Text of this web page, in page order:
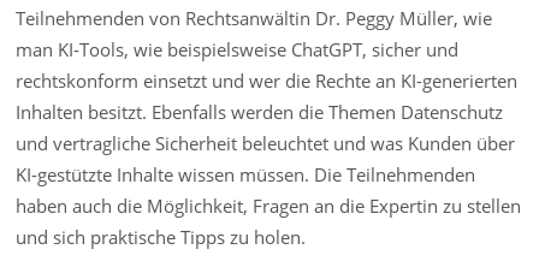
Teilnehmenden von Rechtsanwältin Dr. Peggy Müller, wie
man KI-Tools, wie beispielsweise ChatGPT, sicher und
rechtskonform einsetzt und wer die Rechte an KI-generierten
Inhalten besitzt. Ebenfalls werden die Themen Datenschutz
und vertragliche Sicherheit beleuchtet und was Kunden über
KI-gestützte Inhalte wissen müssen. Die Teilnehmenden
haben auch die Möglichkeit, Fragen an die Expertin zu stellen
und sich praktische Tipps zu holen.